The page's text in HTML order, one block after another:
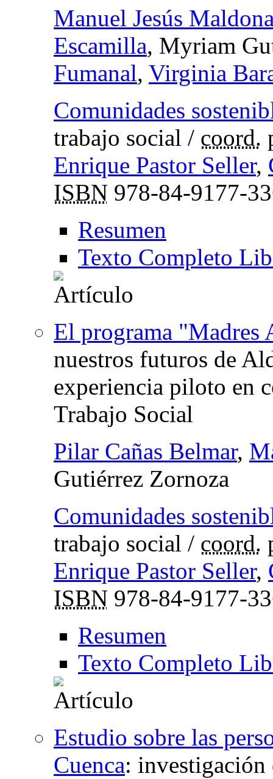
Manuel Jesús
Escamilla, Myriam
Fumanal, Virginia
Comunidades
trabajo social / coord.
Enrique Pastor Seller,
ISBN 978-84-9177-
Resumen
Texto Completo
El programa "Madres
nuestros futuros de
experiencia piloto en
Trabajo Social
Pilar Cañas Belmar,
Gutiérrez Zornoza
Comunidades
trabajo social / coord.
Enrique Pastor Seller,
ISBN 978-84-9177-
Resumen
Texto Completo
Estudio sobre las
Cuenca: investigación